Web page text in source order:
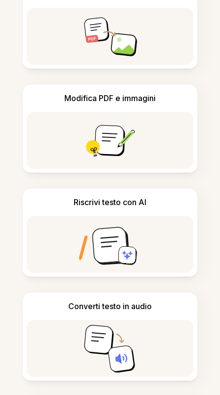
Modifica PDF e immagini
Riscrivi testo con AI
Converti testo in audio